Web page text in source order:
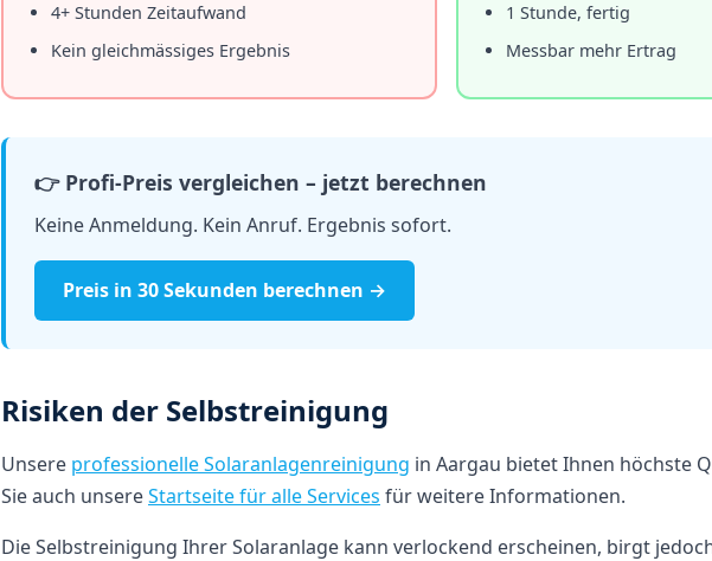
4+ Stunden Zeitaufwand
Kein gleichmässiges Ergebnis
1 Stunde, fertig
Messbar mehr Ertrag
👉 Profi-Preis vergleichen – jetzt berechnen
Keine Anmeldung. Kein Anruf. Ergebnis sofort.
Preis in 30 Sekunden berechnen →
Risiken der Selbstreinigung
Unsere professionelle Solaranlagenreinigung in Aargau bietet Ihnen höchste
Sie auch unsereStartseite für alle Services für weitere Informationen.
Die Selbstreinigung Ihrer Solaranlage kann verlockend erscheinen, birgt